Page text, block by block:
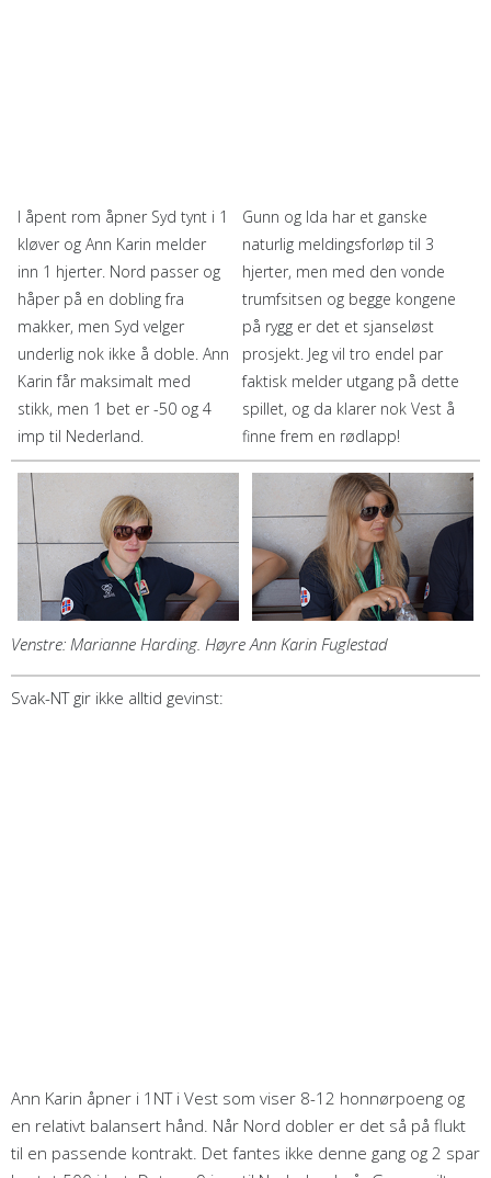
I åpent rom åpner Syd tynt i 1
kløver og Ann Karin melder
inn 1 hjerter. Nord passer og
håper på en dobling fra
makker, men Syd velger
underlig nok ikke å doble. Ann
Karin får maksimalt med
stikk, men 1 bet er -50 og 4
imp til Nederland.
Gunn og Ida har et ganske
naturlig meldingsforløp til 3
hjerter, men med den vonde
trumfsitsen og begge kongene
på rygg er det et sjanseløst
prosjekt. Jeg vil tro endel par
faktisk melder utgang på dette
spillet, og da klarer nok Vest å
finne frem en rødlapp!
Venstre: Marianne Harding. Høyre Ann Karin Fuglestad
Svak-NT gir ikke alltid gevinst:
Ann Karin åpner i 1NT i Vest som viser 8-12 honnørpoeng og
en relativt balansert hånd. Når Nord dobler er det så på flukt
til en passende kontrakt. Det fantes ikke denne gang og 2 spar